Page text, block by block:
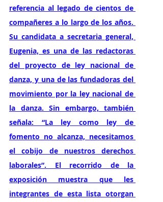
referencia al legado de cientos de
compañeres a lo largo de los años.
Su candidata a secretaria general,
Eugenia, es una de las redactoras
del proyecto de ley nacional de
danza, y una de las fundadoras del
movimiento por la ley nacional de
la danza. Sin embargo, también
señala: “La ley como ley de
fomento no alcanza, necesitamos
el cobijo de nuestros derechos
laborales”. El recorrido de la
exposición muestra que les
integrantes de esta lista otorgan